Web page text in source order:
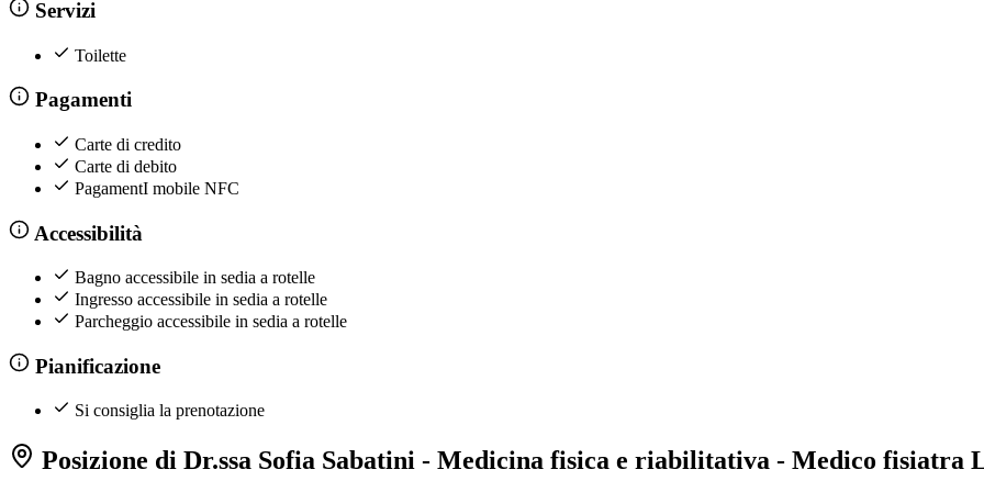
Servizi
Toilette
Pagamenti
Carte di credito
Carte di debito
PagamentI mobile NFC
Accessibilità
Bagno accessibile in sedia a rotelle
Ingresso accessibile in sedia a rotelle
Parcheggio accessibile in sedia a rotelle
Pianificazione
Si consiglia la prenotazione
Posizione di Dr.ssa Sofia Sabatini - Medicina fisica e riabilitativa - Medico fisiatra